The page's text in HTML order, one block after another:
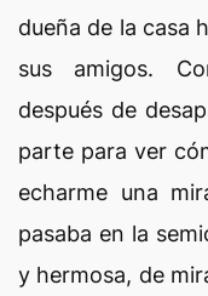
dueña de la casa
sus amigos.
después de
parte para ver
echarme una
pasaba en la
y hermosa, de